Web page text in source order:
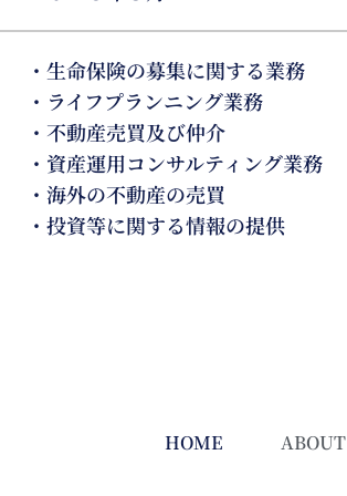
・生命保険の募集に関する業務
・ライフプランニング業務
・不動産売買及び仲介
・資産運用コンサルティング業務
・海外の不動産の売買
・投資等に関する情報の提供
HOME ABOUT